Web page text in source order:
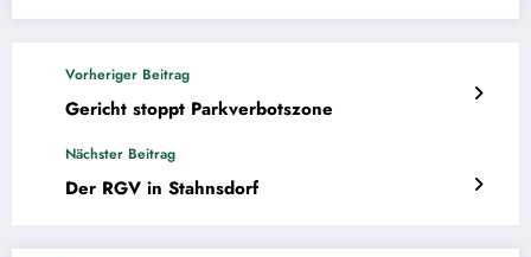
Vorheriger Beitrag
Gericht stoppt Parkverbotszone
Nächster Beitrag
Der RGV in Stahnsdorf